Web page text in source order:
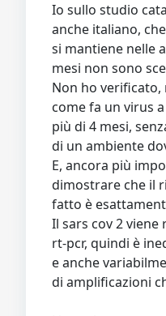
Io sullo studio
anche italiano,
si mantiene nelle
mesi non sono
Non ho verificato,
come fa un virus
più di 4 mesi,
di un ambiente
E, ancora più
dimostrare che il
fatto è
Il sars cov 2
rt-pcr, quindi è
e anche
di amplificazioni